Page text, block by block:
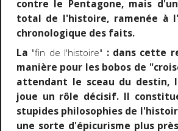
contre le Pentagone, mais
total de l'histoire, ramenée à
chronologique des faits.
La "fin de l'histoire" : dans cette
manière pour les bobos de
attendant le sceau du destin,
joue un rôle décisif. Il
stupides philosophies de
une sorte d'épicurisme plus